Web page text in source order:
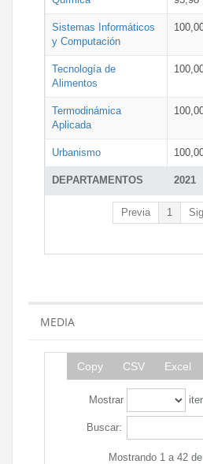
DEPARTAMENTOS 2021
Sistemas Informáticos
y Computación
Tecnología de
Alimentos
Termodinámica
Aplicada
Urbanismo
Previa 1
MEDIA
Copy CSV Excel
Mostrar
Buscar:
Mostrando 1 a 42